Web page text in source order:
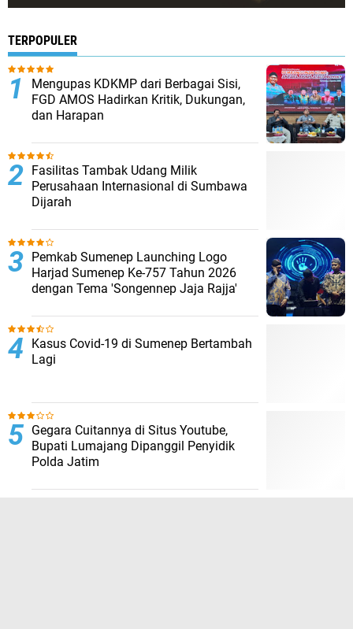
TERPOPULER
Mengupas KDKMP dari Berbagai Sisi,
FGD AMOS Hadirkan Kritik, Dukungan,
dan Harapan
Fasilitas Tambak Udang Milik
Perusahaan Internasional di Sumbawa
Dijarah
Pemkab Sumenep Launching Logo
Harjad Sumenep Ke-757 Tahun 2026
dengan Tema 'Songennep Jaja Rajja'
Kasus Covid-19 di Sumenep Bertambah
Lagi
Gegara Cuitannya di Situs Youtube,
Bupati Lumajang Dipanggil Penyidik
Polda Jatim